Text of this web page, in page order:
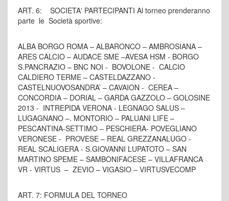
ART. 6: SOCIETA' PARTECIPANTI Al torneo prenderanno
parte le Società sportive:
ALBA BORGO ROMA – ALBARONCO – AMBROSIANA –
ARES CALCIO – AUDACE SME –AVESA HSM - BORGO
S.PANCRAZIO – BNC NOI - BOVOLONE - CALCIO
CALDIERO TERME – CASTELDAZZANO -
CASTELNUOVOSANDRA’ – CAVAION - CEREA –
CONCORDIA – DORIAL – GARDA GAZZOLO – GOLOSINE
2013 - INTREPIDA VERONA - LEGNAGO SALUS –
LUGAGNANO –. MONTORIO – PALUANI LIFE –
PESCANTINA-SETTIMO – PESCHIERA- POVEGLIANO
VERONESE - PROVESE – REAL GREZZANALUGO -
REAL SCALIGERA - S.GIOVANNI LUPATOTO – SAN
MARTINO SPEME – SAMBONIFACESE – VILLAFRANCA
VR - VIRTUS – ZEVIO – VIGASIO – VIRTUSVECOMP
ART. 7: FORMULA DEL TORNEO